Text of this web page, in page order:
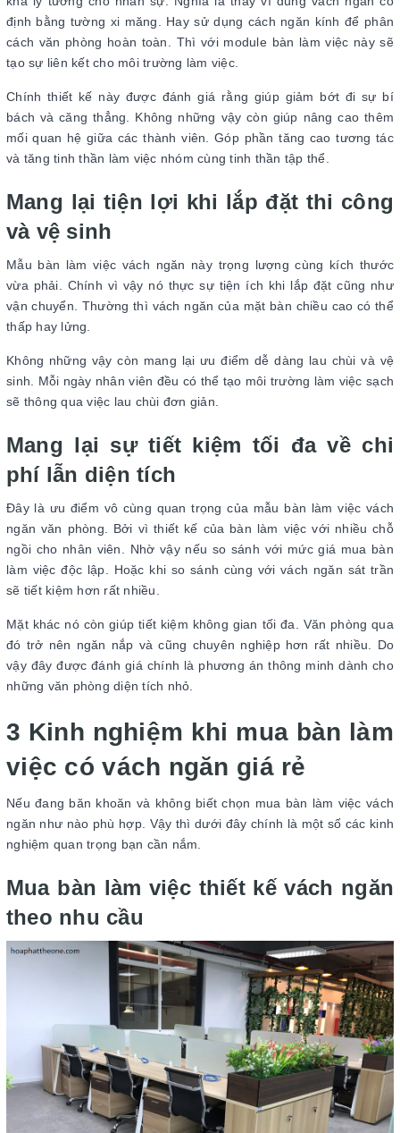
định bằng tường xi măng. Hay sử dụng cách ngăn kính để phân
cách văn phòng hoàn toàn. Thì với module bàn làm việc này sẽ
tạo sự liên kết cho môi trường làm việc.
Chính thiết kế này được đánh giá rằng giúp giảm bớt đi sự bí
bách và căng thẳng. Không những vậy còn giúp nâng cao thêm
mối quan hệ giữa các thành viên. Góp phần tăng cao tương tác
và tăng tinh thần làm việc nhóm cùng tinh thần tập thể.
Mang lại tiện lợi khi lắp đặt thi công
và vệ sinh
Mẫu bàn làm việc vách ngăn này trọng lượng cùng kích thước
vừa phải. Chính vì vậy nó thực sự tiện ích khi lắp đặt cũng như
vận chuyển. Thường thì vách ngăn của mặt bàn chiều cao có thể
thấp hay lửng.
Không những vậy còn mang lại ưu điểm dễ dàng lau chùi và vệ
sinh. Mỗi ngày nhân viên đều có thể tạo môi trường làm việc sạch
sẽ thông qua việc lau chùi đơn giản.
Mang lại sự tiết kiệm tối đa về chi
phí lẫn diện tích
Đây là ưu điểm vô cùng quan trọng của mẫu bàn làm việc vách
ngăn văn phòng. Bởi vì thiết kế của bàn làm việc với nhiều chỗ
ngồi cho nhân viên. Nhờ vậy nếu so sánh với mức giá mua bàn
làm việc độc lập. Hoặc khi so sánh cùng với vách ngăn sát trần
sẽ tiết kiệm hơn rất nhiều.
Mặt khác nó còn giúp tiết kiệm không gian tối đa. Văn phòng qua
đó trở nên ngăn nắp và cũng chuyên nghiệp hơn rất nhiều. Do
vậy đây được đánh giá chính là phương án thông minh dành cho
những văn phòng diện tích nhỏ.
3 Kinh nghiệm khi mua bàn làm
việc có vách ngăn giá rẻ
Nếu đang băn khoăn và không biết chọn mua bàn làm việc vách
ngăn như nào phù hợp. Vậy thì dưới đây chính là một số các kinh
nghiệm quan trọng bạn cần nắm.
Mua bàn làm việc thiết kế vách ngăn
theo nhu cầu